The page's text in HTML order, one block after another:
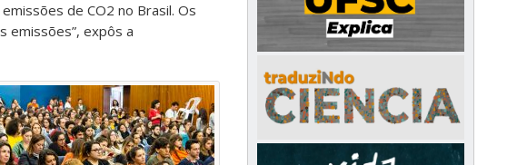
de CO2 no Brasil. Os
emissões”, expôs a